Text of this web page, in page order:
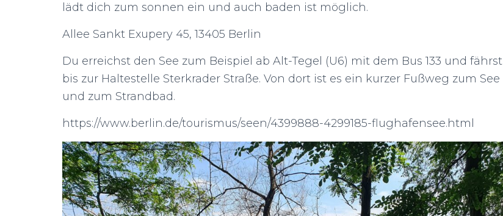
lädt dich zum sonnen ein und auch baden ist möglich.
Allee Sankt Exupery 45, 13405 Berlin
Du erreichst den See zum Beispiel ab Alt-Tegel (U6) mit dem Bus 133 und fährst
bis zur Haltestelle Sterkrader Straße. Von dort ist es ein kurzer Fußweg zum See
und zum Strandbad.
https://www.berlin.de/tourismus/seen/4399888-4299185-flughafensee.html